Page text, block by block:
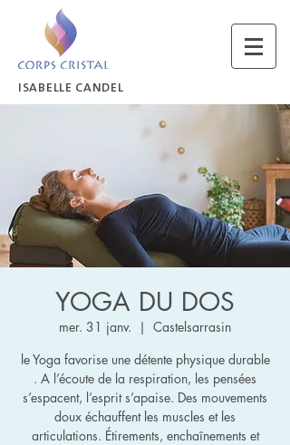
ISABELLE CANDEL
YOGA DU DOS
mer. 31 janv.
  |
Castelsarrasin
le Yoga favorise une détente physique durable
. A l’écoute de la respiration, les pensées
s’espacent, l’esprit s’apaise. Des mouvements
doux échauffent les muscles et les
articulations. Étirements, enchaînements et